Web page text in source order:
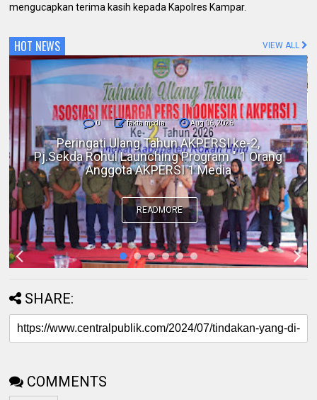
mengucapkan terima kasih kepada Kapolres Kampar.
HOT NEWS VIEW ALL
0 fakta media Aug 06, 2026
Polres Inhil bersama Pemkab Inhil dan
BKSDA Riau Perkuat Sinergi Tangani
Gangguan Kera Liar di Tembilahan
READMORE
SHARE:
COMMENTS